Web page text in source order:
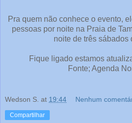
Pra quem não conhece o evento,
pessoas por noite na Praia de
noite de três sábados
Fique ligado estamos
Fonte; Agenda
Wedson S. at 19:44 Nenhum
Compartilhar